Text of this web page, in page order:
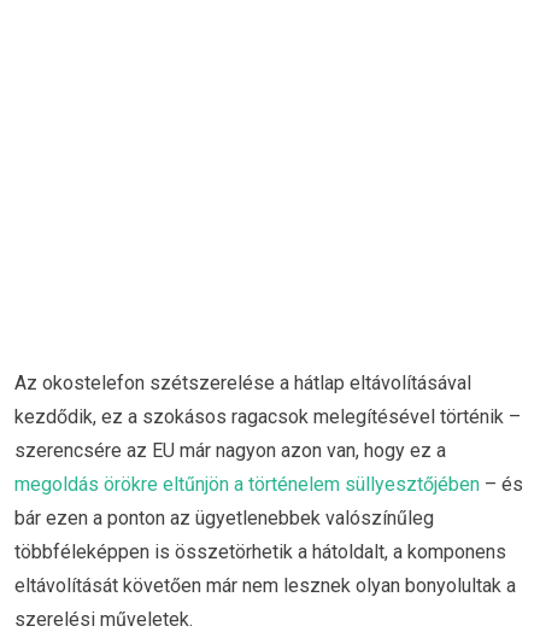
Az okostelefon szétszerelése a hátlap eltávolításával
kezdődik, ez a szokásos ragacsok melegítésével történik –
szerencsére az EU már nagyon azon van, hogy ez a
megoldás örökre eltűnjön a történelem süllyesztőjében – és
bár ezen a ponton az ügyetlenebbek valószínűleg
többféleképpen is összetörhetik a hátoldalt, a komponens
eltávolítását követően már nem lesznek olyan bonyolultak a
szerelési műveletek.